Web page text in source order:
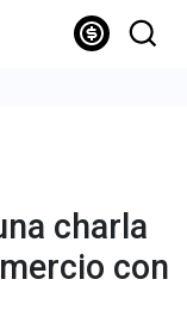
charla
con